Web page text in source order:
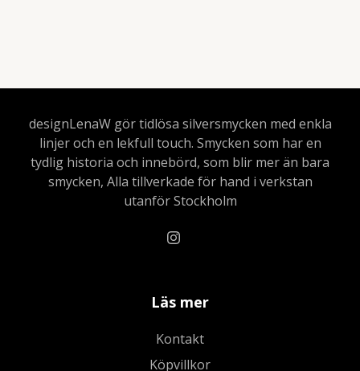
designLenaW gör tidlösa silversmycken med enkla
linjer och en lekfull touch. Smycken som har en
tydlig historia och innebörd, som blir mer än bara
smycken, Alla tillverkade för hand i verkstan
utanför Stockholm
Läs mer
Kontakt
Köpvillkor